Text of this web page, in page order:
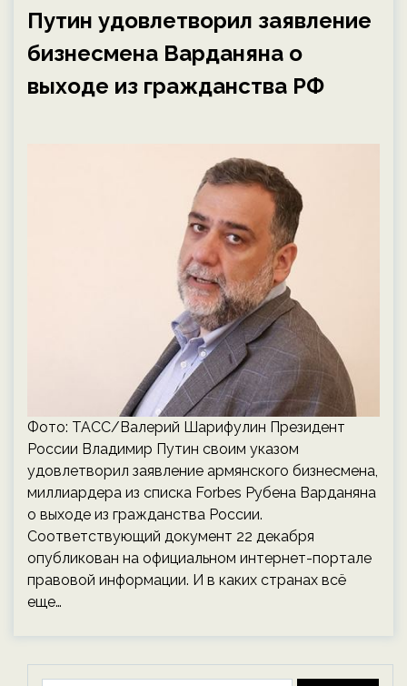
Путин удовлетворил заявление
бизнесмена Варданяна о
выходе из гражданства РФ
Фото: ТАСС/Валерий Шарифулин Президент
России Владимир Путин своим указом
удовлетворил заявление армянского бизнесмена,
миллиардера из списка Forbes Рубена Варданяна
о выходе из гражданства России.
Соответствующий документ 22 декабря
опубликован на официальном интернет-портале
правовой информации. И в каких странах всё
еще…